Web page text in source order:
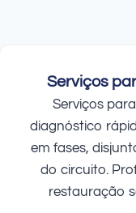
Serviços
Serviços
diagnóstico
em fases,
do circuito.
restauração